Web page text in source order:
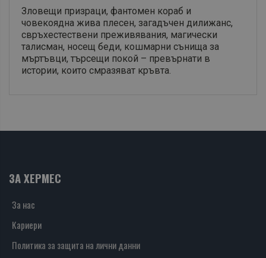
Зловещи призраци, фантомен кораб и
човекоядна жива плесен, загадъчен дилижанс,
свръхестествени преживявания, магически
талисман, носещ беди, кошмарни сънища за
мъртъвци, търсещи покой – превърнати в
истории, които смразяват кръвта.
ЗА ХЕРМЕС
За нас
Кариери
Политика за защита на лични данни